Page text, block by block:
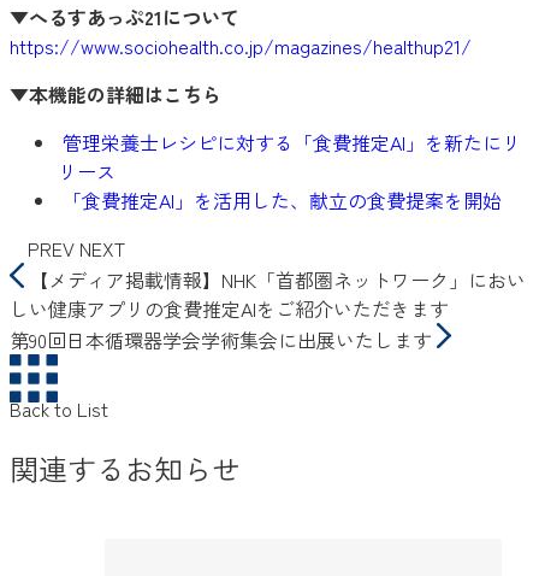
▼へるすあっぷ21について
https://www.sociohealth.co.jp/magazines/healthup21/
▼本機能の詳細はこちら
管理栄養士レシピに対する「食費推定AI」を新たにリ
リース
「食費推定AI」を活用した、献立の食費提案を開始
PREV NEXT
【メディア掲載情報】NHK「首都圏ネットワーク」におい
しい健康アプリの食費推定AIをご紹介いただきます
第90回日本循環器学会学術集会に出展いたします
Back to List
関連するお知らせ